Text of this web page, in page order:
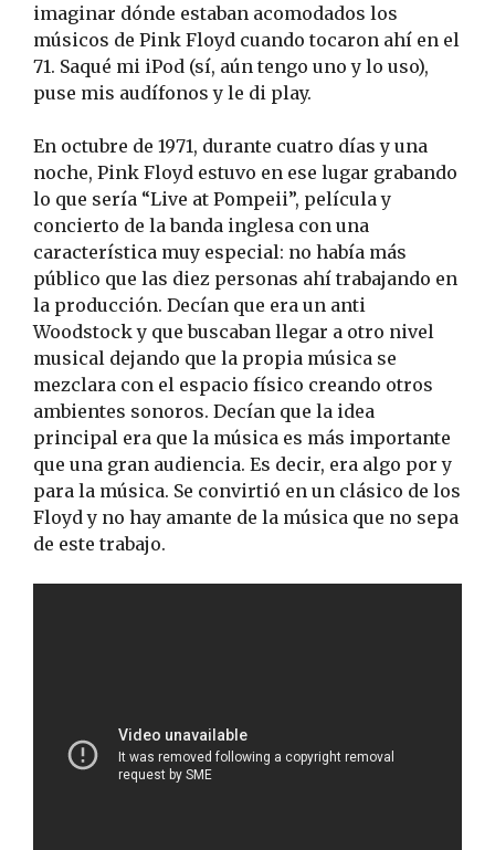
imaginar dónde estaban acomodados los
músicos de Pink Floyd cuando tocaron ahí en el
71. Saqué mi iPod (sí, aún tengo uno y lo uso),
puse mis audífonos y le di play.
En octubre de 1971, durante cuatro días y una
noche, Pink Floyd estuvo en ese lugar grabando
lo que sería “Live at Pompeii”, película y
concierto de la banda inglesa con una
característica muy especial: no había más
público que las diez personas ahí trabajando en
la producción. Decían que era un anti
Woodstock y que buscaban llegar a otro nivel
musical dejando que la propia música se
mezclara con el espacio físico creando otros
ambientes sonoros. Decían que la idea
principal era que la música es más importante
que una gran audiencia. Es decir, era algo por y
para la música. Se convirtió en un clásico de los
Floyd y no hay amante de la música que no sepa
de este trabajo.